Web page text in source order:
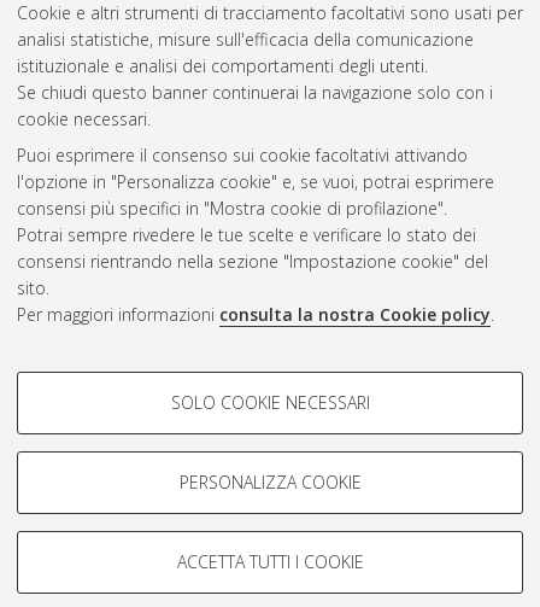
Cookie e altri strumenti di tracciamento facoltativi sono usati per
analisi statistiche, misure sull'efficacia della comunicazione
istituzionale e analisi dei comportamenti degli utenti.
Se chiudi questo banner continuerai la navigazione solo con i
cookie necessari.
Puoi esprimere il consenso sui cookie facoltativi attivando
l'opzione in "Personalizza cookie" e, se vuoi, potrai esprimere
consensi più specifici in "Mostra cookie di profilazione".
Potrai sempre rivedere le tue scelte e verificare lo stato dei
consensi rientrando nella sezione "Impostazione cookie" del
sito.
Per maggiori informazioni consulta la nostra Cookie policy.
COOKIE DI PROFILAZIONE -
Si tratta di cookie utilizzati per analizzare le caratteristiche della
navigazione degli utenti, creare profili in base al loro comportamento
Mostra cookie di profilazione
COOKIE TECNICI - NECESSARI
SOLO COOKIE NECESSARI
PERSONALIZZA COOKIE
ACCETTA TUTTI I COOKIE
Questa lista e' stata generata ilSat Aug 8 20:49:05 2026
Atom
Rss 1.0
Rss 2.0
ISSN: 2038-7946
Impostazioni Cookie
Informativa sulla privacy
Condizioni d’uso del sito